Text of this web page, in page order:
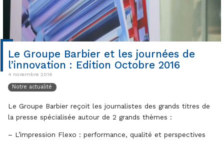
Le Groupe Barbier et les journées de
l’innovation : Edition Octobre 2016
4 novembre 2016
Notre actualité
Le Groupe Barbier reçoit les journalistes des grands titres de
la presse spécialisée autour de 2 grands thèmes :
– L’impression Flexo : performance, qualité et perspectives